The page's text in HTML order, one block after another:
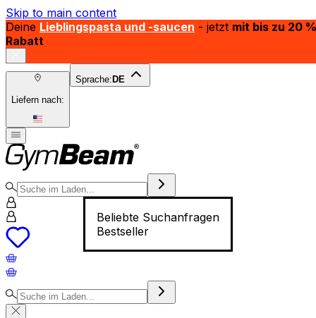
Skip to main content
Deine Lieblingspasta und -saucen - jetzt mit bis zu 20 %
Rabatt
Liefern nach:
Sprache: DE
Beliebte Suchanfragen
Bestseller